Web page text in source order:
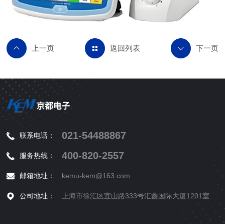
返回列表
联系电话： 021-54488867
服务热线： 400-820-2557
邮箱地址： kemu-kem@163.com
公司地址： 上海市徐汇区宜山路333号汇鑫国际大厦1201室